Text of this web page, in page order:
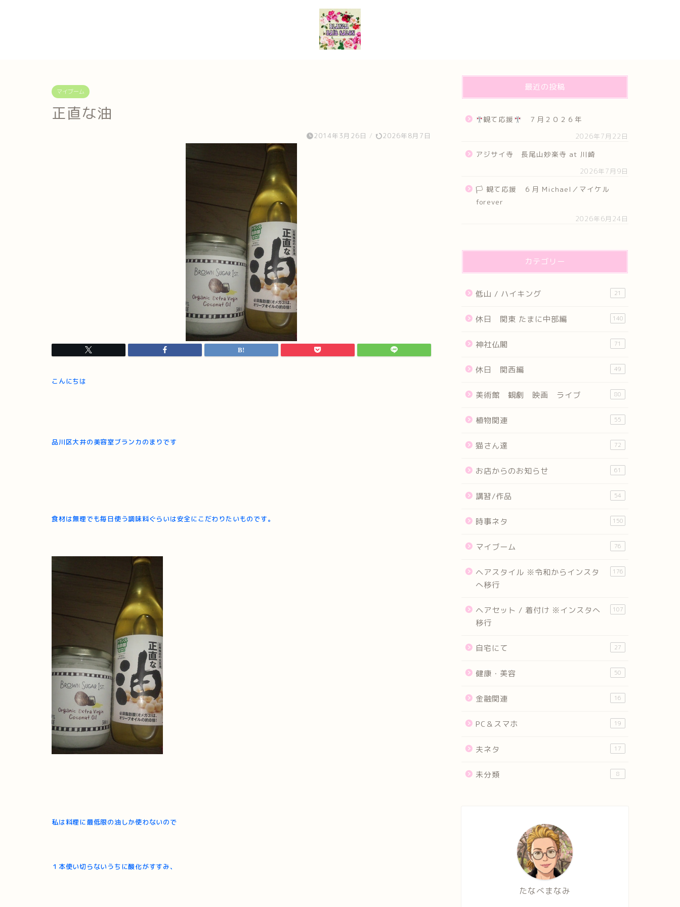
マイブーム
正直な油
2014年3月26日 / 2026年8月7日
こんにちは
品川区大井の美容室ブランカのまりです
食材は無理でも毎日使う調味料ぐらいは安全にこだわりたいものです。
私は料理に最低限の油しか使わないので
１本使い切らないうちに酸化がすすみ、
最近の投稿
観て応援 ７月２０２６年
2026年7月22日
アジサイ寺 長尾山妙楽寺 at 川崎
2026年7月9日
🏳 観て応援 ６月 Michael／マイケル
forever
2026年6月24日
カテゴリー
低山 / ハイキング 21
休日 関東 たまに中部編 140
神社仏閣 71
休日 関西編 49
美術館 観劇 映画 ライブ 80
植物関連 55
猫さん達 72
お店からのお知らせ 61
講習/作品 54
時事ネタ 150
マイブーム 76
ヘアスタイル ※令和からインスタ
へ移行
176
ヘアセット / 着付け ※インスタへ
移行
107
自宅にて 27
健康・美容 50
金融関連 16
PC＆スマホ 19
夫ネタ 17
未分類 8
たなべまなみ